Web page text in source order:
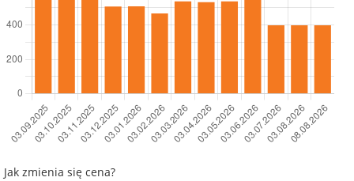
Jak zmienia się cena?